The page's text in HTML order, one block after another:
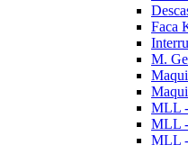
Faca
M.
MLL -
MLL
MLL -